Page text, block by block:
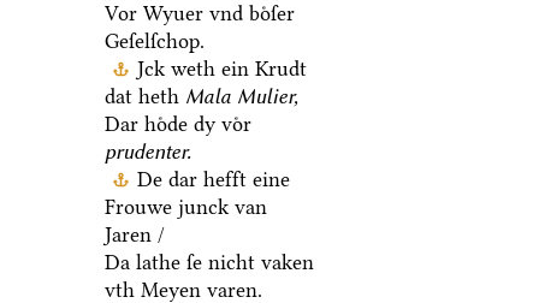
Vor Wyuer vnd boͤſer
Geſelſchop.
Jck weth ein Krudt
dat heth Mala Mulier,
Dar hoͤde dy voͤr
prudenter.
De dar hefft eine
Frouwe junck van
Jaren /
Da lathe ſe nicht vaken
vth Meyen varen.